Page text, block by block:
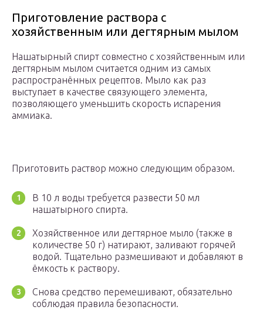
Приготовление раствора с
хозяйственным или дегтярным мылом
Нашатырный спирт совместно с хозяйственным или
дегтярным мылом считается одним из самых
распространённых рецептов. Мыло как раз
выступает в качестве связующего элемента,
позволяющего уменьшить скорость испарения
аммиака.
Приготовить раствор можно следующим образом.
В 10 л воды требуется развести 50 мл
нашатырного спирта.
Хозяйственное или дегтярное мыло (также в
количестве 50 г) натирают, заливают горячей
водой. Тщательно размешивают и добавляют в
ёмкость к раствору.
Снова средство перемешивают, обязательно
соблюдая правила безопасности.